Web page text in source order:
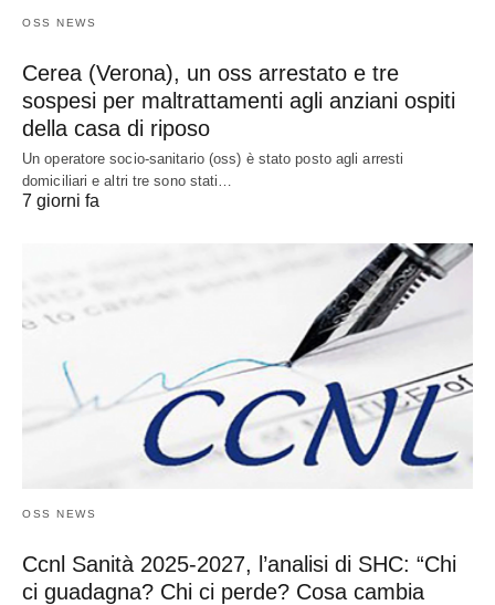
OSS NEWS
Cerea (Verona), un oss arrestato e tre
sospesi per maltrattamenti agli anziani ospiti
della casa di riposo
Un operatore socio-sanitario (oss) è stato posto agli arresti
domiciliari e altri tre sono stati…
7 giorni fa
OSS NEWS
Ccnl Sanità 2025-2027, l’analisi di SHC: “Chi
ci guadagna? Chi ci perde? Cosa cambia